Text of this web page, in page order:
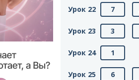
Урок 22 7
Урок 23 3
Урок 24 1
Урок 25 6